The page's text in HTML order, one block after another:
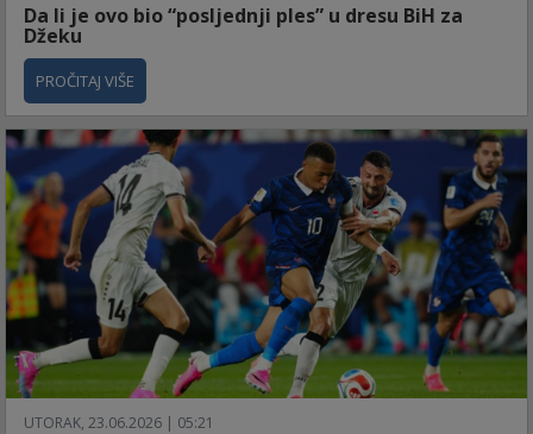
Da li je ovo bio “posljednji ples” u dresu BiH za
Džeku
PROČITAJ VIŠE
UTORAK, 23.06.2026 | 05:21